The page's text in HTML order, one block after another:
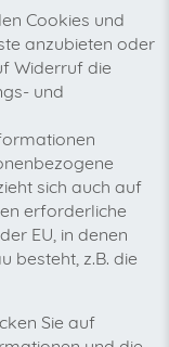
Deutsche
Cookies und
anzubieten oder
Widerruf die
und
sich auch auf
erforderliche
EU, in denen
besteht, z.B. die
Sie auf